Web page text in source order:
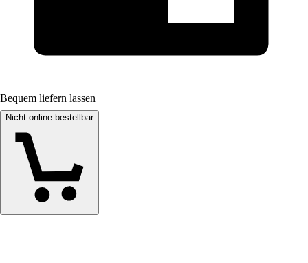
Bequem liefern lassen
Nicht online bestellbar